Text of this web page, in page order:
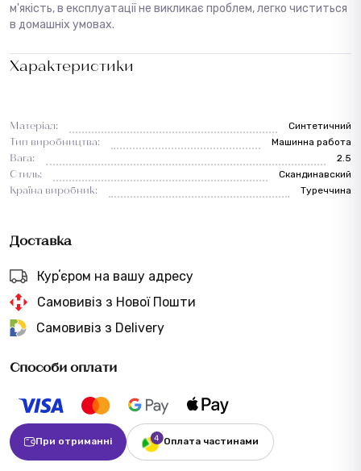
м'якість, в експлуатації не викликає проблем, легко чиститься
в домашніх умовах.
Характеристики
Матеріал:
Синтетичний
Тип виробництва:
Машинна работа
Вага:
2.5
Стиль:
Cкандинавский
Країна виробник:
Туреччина
Доставка
Курʼєром на вашу адресу
Самовивіз з Нової Пошти
Самовивіз з Delivery
Способи оплати
При отриманні Оплата частинами